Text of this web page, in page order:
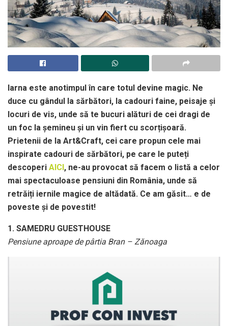
Iarna este anotimpul în care totul devine magic. Ne
duce cu gândul la sărbători, la cadouri faine, peisaje și
locuri de vis, unde să te bucuri alături de cei dragi de
un foc la șemineu și un vin fiert cu scorțișoară.
Prietenii de la Art&Craft, cei care propun cele mai
inspirate cadouri de sărbători, pe care le puteți
descoperi AICI, ne-au provocat să facem o listă a celor
mai spectaculoase pensiuni din România, unde să
retrăiți iernile magice de altădată. Ce am găsit… e de
poveste și de povestit!
1. SAMEDRU GUESTHOUSE
Pensiune aproape de pârtia Bran – Zănoaga